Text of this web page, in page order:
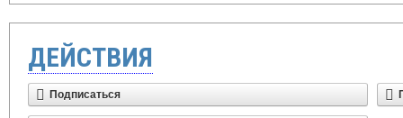
ДЕЙСТВИЯ
Подписаться